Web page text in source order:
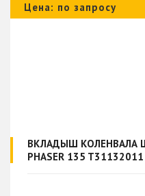
Цена: по запросу
ВКЛАДЫШ КОЛЕНВАЛА
PHASER 135 T31132011